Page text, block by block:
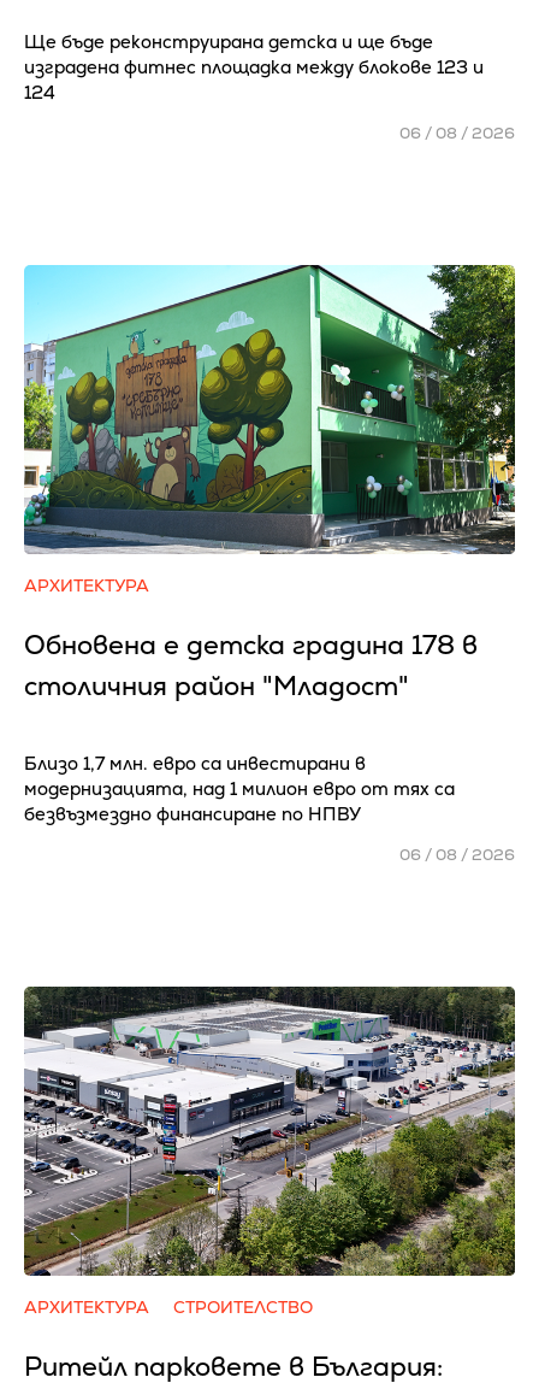
Ще бъде реконструирана детска и ще бъде
изградена фитнес площадка между блокове 123 и
124
06 / 08 / 2026
АРХИТЕКТУРА
Обновена е детска градина 178 в
столичния район "Младост"
Близо 1,7 млн. евро са инвестирани в
модернизацията, над 1 милион евро от тях са
безвъзмездно финансиране по НПВУ
06 / 08 / 2026
АРХИТЕКТУРА СТРОИТЕЛСТВО
Ритейл парковете в България: